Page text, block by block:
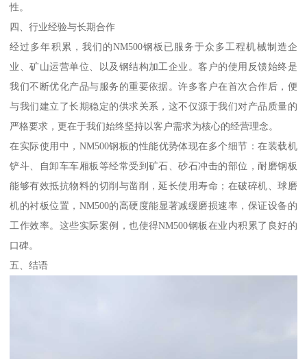
性。
四、行业经验与长期合作
经过多年积累，我们的NM500钢板已服务于众多工程机械制造企
业、矿山运营单位、以及钢结构加工企业。客户的使用反馈始终是
我们不断优化产品与服务的重要依据。许多客户在首次合作后，便
与我们建立了长期稳定的供求关系，这不仅源于我们对产品质量的
严格要求，更在于我们始终坚持以客户需求为核心的经营理念。
在实际使用中，NM500钢板的性能优势体现在多个细节：在装载机
铲斗、自卸车车厢板等经常受到矿石、砂石冲击的部位，耐磨钢板
能够有效抵抗物料的切削与凿削，延长使用寿命；在破碎机、球磨
机的衬板位置，NM500的高硬度能显著减缓磨损速率，保证设备的
工作效率。这些实际案例，也使得NM500钢板在业内积累了良好的
口碑。
五、结语